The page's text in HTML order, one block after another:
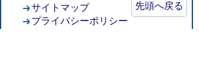
先頭へ戻る
サイトマップ
プライバシーポリシー